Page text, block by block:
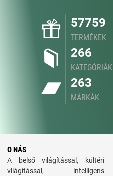
57759
TERMÉKEK
266
KATEGÓRIÁK
263
MÁRKÁK
O NÁS
A belső világítással, kültéri
világítással, intelligens